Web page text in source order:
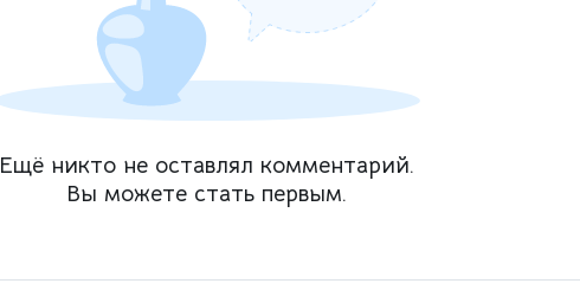
Ещё никто не оставлял комментарий.
Вы можете стать первым.